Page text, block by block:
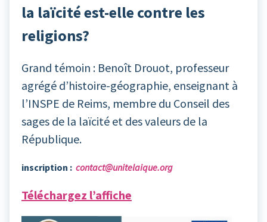
la laïcité est-elle contre les
religions?
Grand témoin : Benoît Drouot, professeur
agrégé d’histoire-géographie, enseignant à
l’INSPE de Reims, membre du Conseil des
sages de la laïcité et des valeurs de la
République.
inscription : contact@unitelaique.org
Téléchargez l’affiche